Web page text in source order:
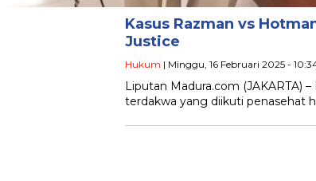
Kasus Razman vs
Justice
Hukum | Minggu, 16 Februari 2025 -
Liputan Madura.com (JAKARTA)
terdakwa yang diikuti penasehat